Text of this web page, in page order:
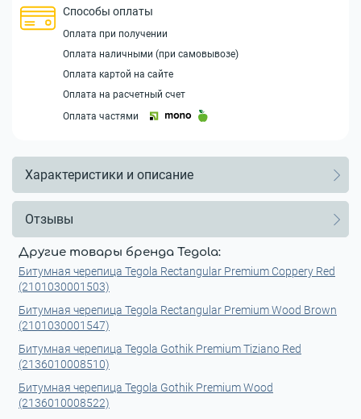
Способы оплаты
Оплата при получении
Оплата наличными (при самовывозе)
Оплата картой на сайте
Оплата на расчетный счет
Оплата частями
Характеристики и описание
Отзывы
Другие товары бренда Tegola:
Битумная черепица Tegola Rectangular Premium Coppery Red
(2101030001503)
Битумная черепица Tegola Rectangular Premium Wood Brown
(2101030001547)
Битумная черепица Tegola Gothik Premium Tiziano Red
(2136010008510)
Битумная черепица Tegola Gothik Premium Wood
(2136010008522)